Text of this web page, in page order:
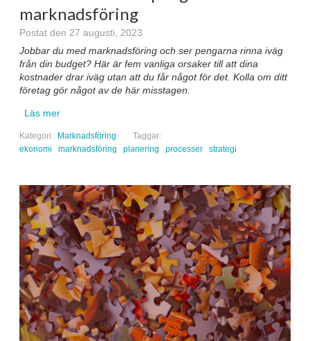
marknadsföring
Postat den 27 augusti, 2023
Jobbar du med marknadsföring och ser pengarna rinna iväg
från din budget? Här är fem vanliga orsaker till att dina
kostnader drar iväg utan att du får något för det. Kolla om ditt
företag gör något av de här misstagen.
Läs mer
Kategori: Marknadsföring
Taggar:
ekonomi
marknadsföring planering processer strategi